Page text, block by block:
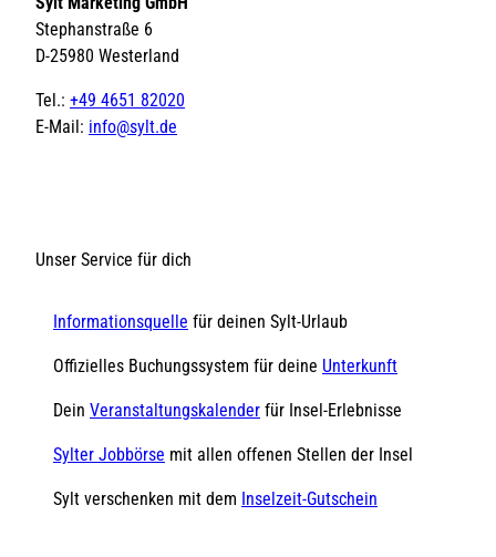
Stephanstraße 6
D-25980 Westerland
Tel.: +49 4651 82020
E-Mail: info@sylt.de
Unser Service für dich
Informationsquelle für deinen Sylt-Urlaub
Offizielles Buchungssystem für deine Unterkunft
Dein Veranstaltungskalender für Insel-Erlebnisse
Sylter Jobbörse mit allen offenen Stellen der Insel
Sylt verschenken mit dem Inselzeit-Gutschein